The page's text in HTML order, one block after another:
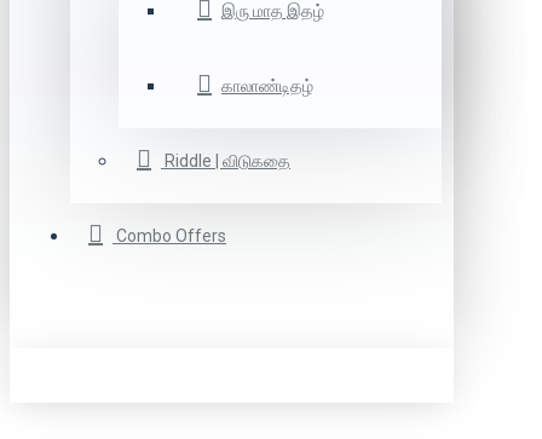
இரு மாத இதழ்
காலாண்டிதழ்
Riddle | விடுகதை
Combo Offers